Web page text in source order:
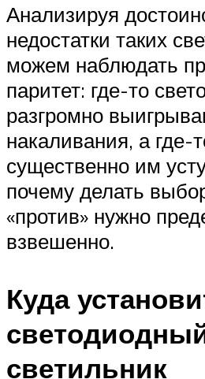
Анализируя
недостатки таких
можем наблюдать
паритет: где-то
разгромно
накаливания, а где-
существенно им
почему делать
«против» нужно
взвешенно.
Куда
светильник